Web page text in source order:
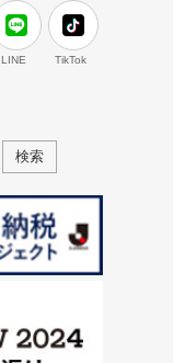
LINE TikTok
検索